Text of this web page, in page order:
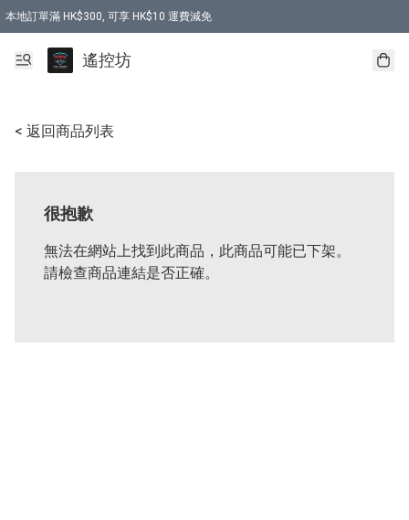
本地訂單滿 HK$300, 可享 HK$10 運費減免
購買 7.6V 6500mah 70C 電池 送 7.6V USB充電器
遙控坊
< 返回商品列表
很抱歉
無法在網站上找到此商品，此商品可能已下架。
請檢查商品連結是否正確。